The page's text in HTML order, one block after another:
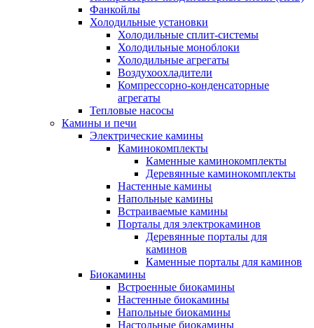
Фанкойлы
Холодильные установки
Холодильные сплит-системы
Холодильные моноблоки
Холодильные агрегаты
Воздухоохладители
Компрессорно-конденсаторные
агрегаты
Тепловые насосы
Камины и печи
Электрические камины
Каминокомплекты
Каменные каминокомплекты
Деревянные каминокомплекты
Настенные камины
Напольные камины
Встраиваемые камины
Порталы для электрокаминов
Деревянные порталы для
каминов
Каменные порталы для каминов
Биокамины
Встроенные биокамины
Настенные биокамины
Напольные биокамины
Настольные биокамины